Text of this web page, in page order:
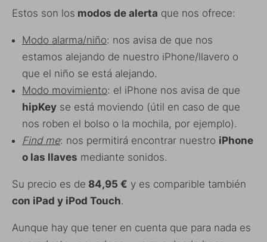
Estos son los modos de alerta que nos ofrece:
Modo alarma/niño: nos avisa de que nos
estamos alejando de nuestro iPhone/llavero o
que el niño se está alejando.
Modo movimiento: el iPhone nos avisa de que
hipKey se está moviendo (útil en caso de que
nos roben el bolso o la mochila, por ejemplo).
Find me: nos permitirá encontrar nuestro iPhone
o las llaves mediante sonidos.
Su precio es de 84,95 € y es comparible también
con iPad y iPod Touch.
Aunque hay que tener en cuenta que para nada es